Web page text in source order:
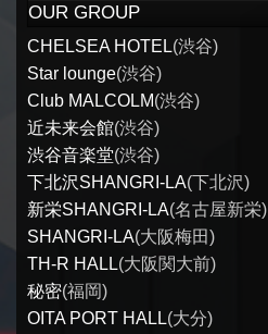
OUR GROUP
CHELSEA HOTEL(渋谷)
Star lounge(渋谷)
Club MALCOLM(渋谷)
近未来会館(渋谷)
渋谷音楽堂(渋谷)
下北沢SHANGRI-LA(下北沢)
新栄SHANGRI-LA(名古屋新栄)
SHANGRI-LA(大阪梅田)
TH-R HALL(大阪関大前)
秘密(福岡)
OITA PORT HALL(大分)